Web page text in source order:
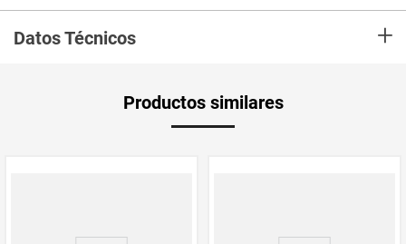
frutos rojos maduros y notas de chocolate. De final persistente, donde se
pueden detectar finos taninos de una textura aterciopelada.
Datos Técnicos +
Productos similares